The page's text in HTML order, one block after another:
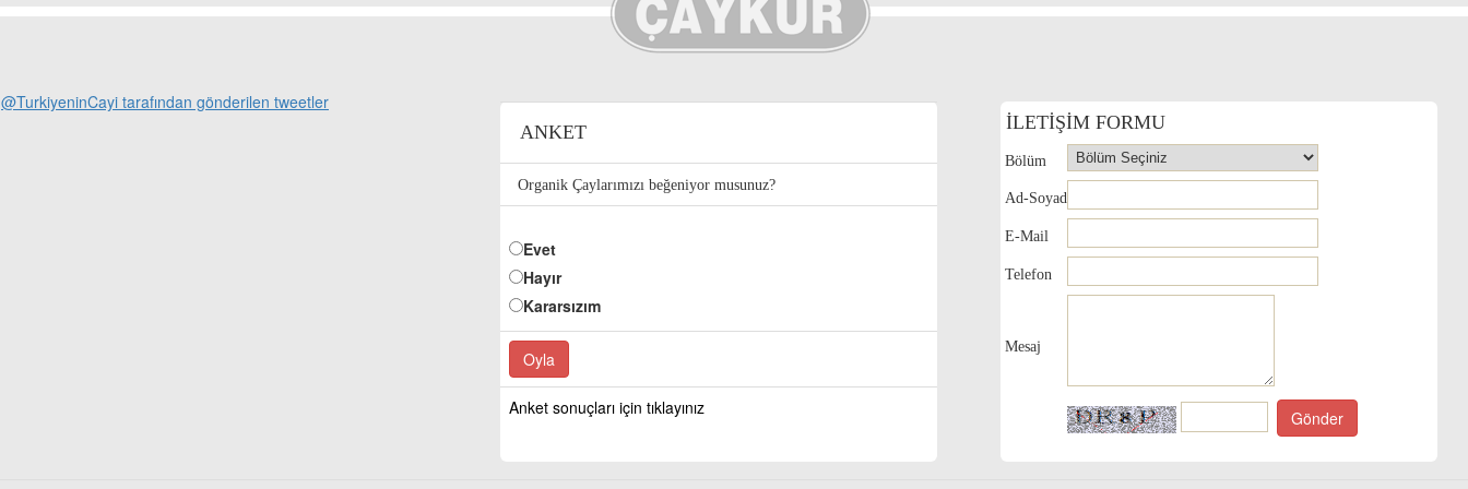
@TurkiyeninCayi tarafından gönderilen tweetler
ANKET
Organik Çaylarımızı beğeniyor musunuz?
Evet
Hayır
Kararsızım
Anket sonuçları için tıklayınız
İLETİŞİM FORMU
Bölüm
Ad-Soyad
E-Mail
Telefon
Mesaj